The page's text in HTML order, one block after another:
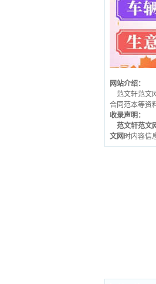
网站介绍：
范文轩范文
合同范本等资
收录声明：
范文轩范文
文网 时内容信